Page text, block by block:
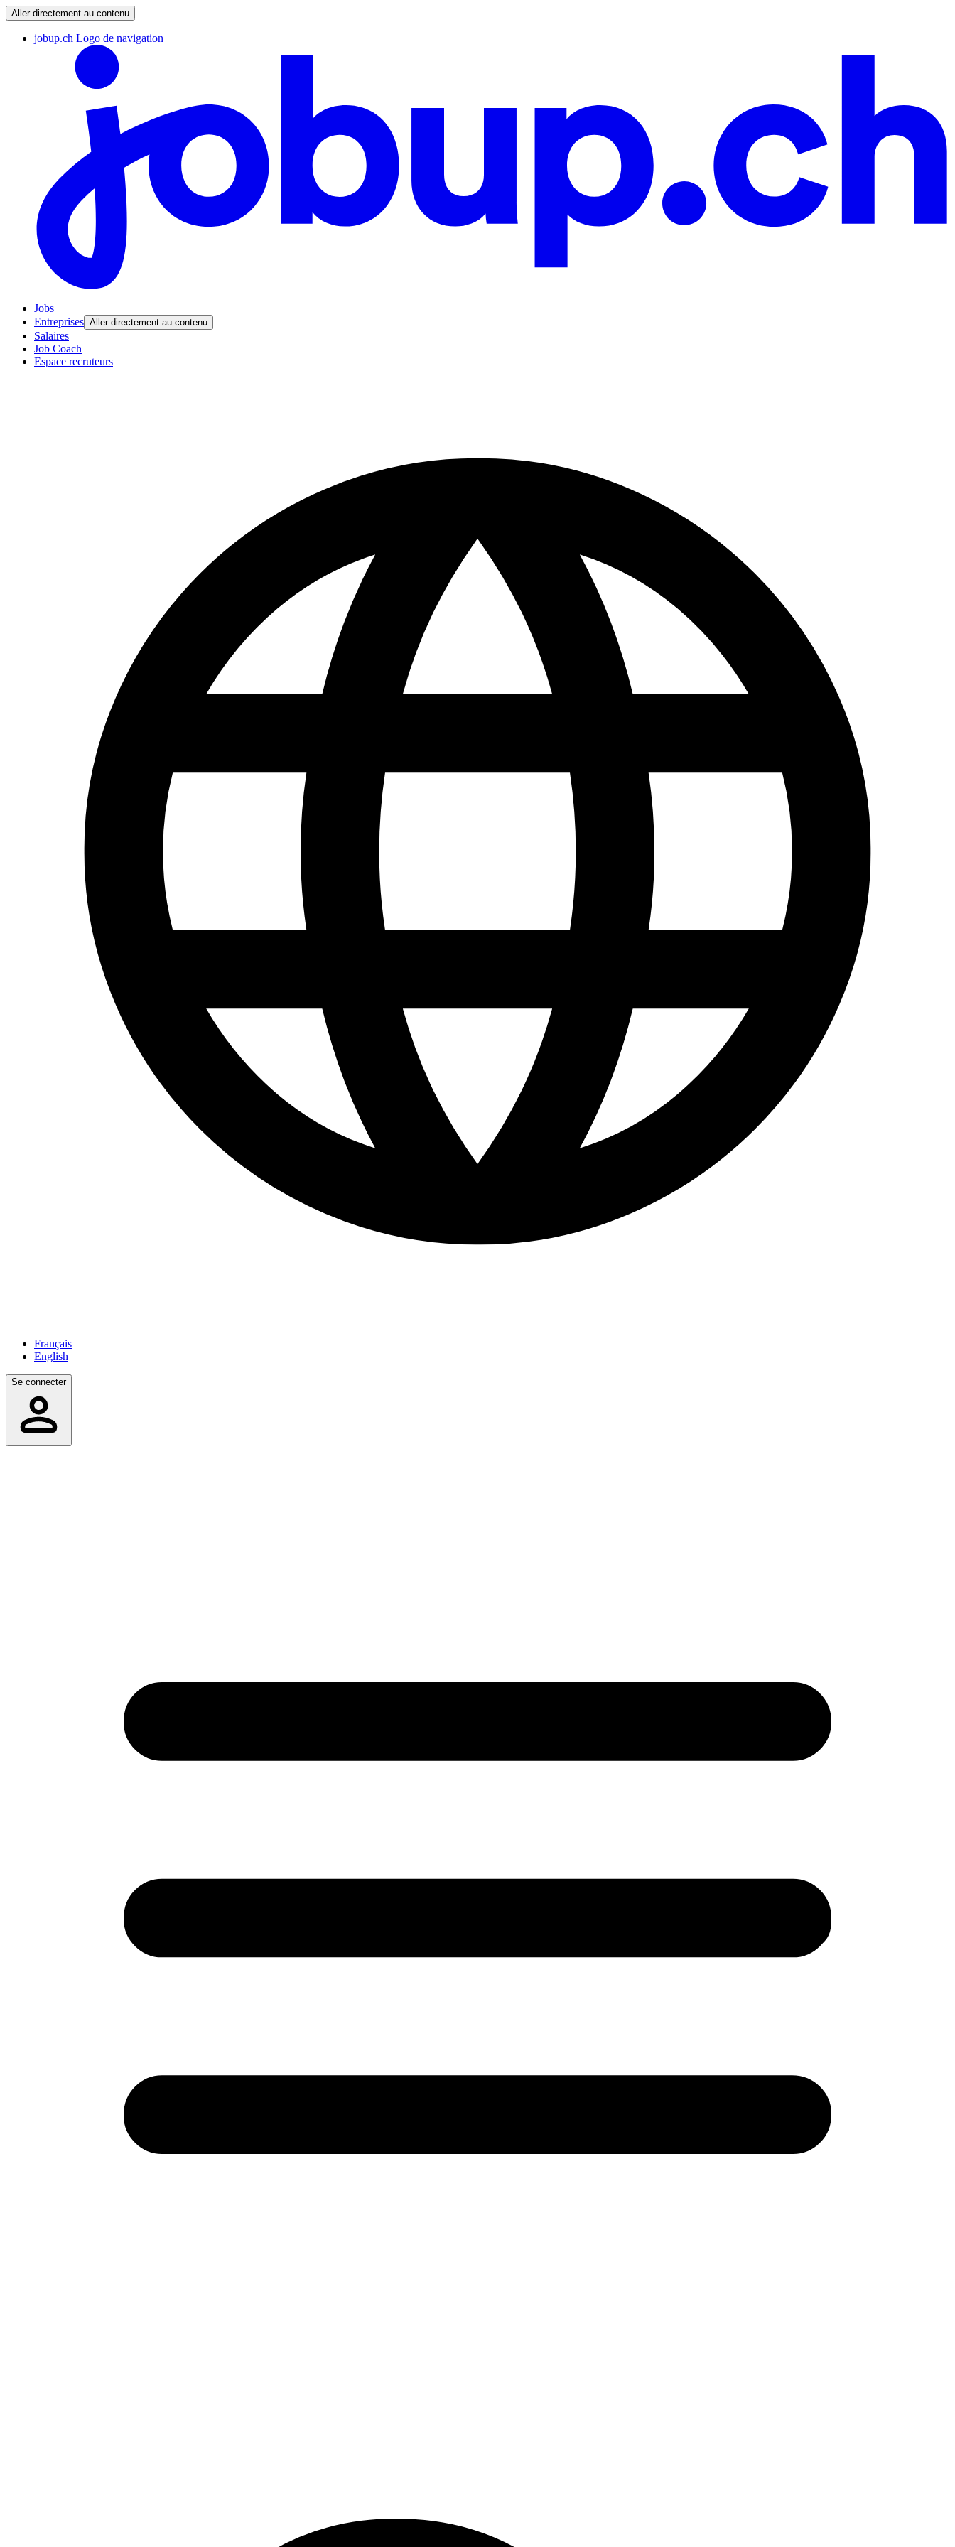
Aller directement au contenu
jobup.ch Logo de navigation
Jobs
Entreprises Aller directement au contenu
Salaires
Job Coach
Espace recruteurs
Français
English
Se connecter